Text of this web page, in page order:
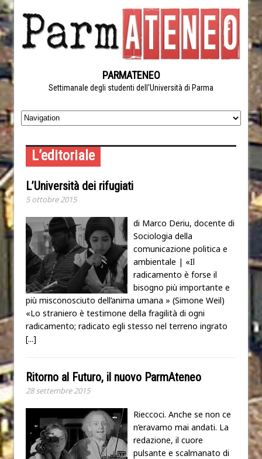
PARMATENEO
Settimanale degli studenti dell'Università di Parma
L’editoriale
L’Università dei rifugiati
5 ottobre 2015
di Marco Deriu, docente di
Sociologia della
comunicazione politica e
ambientale | «Il
radicamento è forse il
bisogno più importante e
più misconosciuto dell’anima umana » (Simone Weil)
«Lo straniero è testimone della fragilità di ogni
radicamento; radicato egli stesso nel terreno ingrato
[...]
Ritorno al Futuro, il nuovo ParmAteneo
28 settembre 2015
Rieccoci. Anche se non ce
n’eravamo mai andati. La
redazione, il cuore
pulsante e scalmanato di